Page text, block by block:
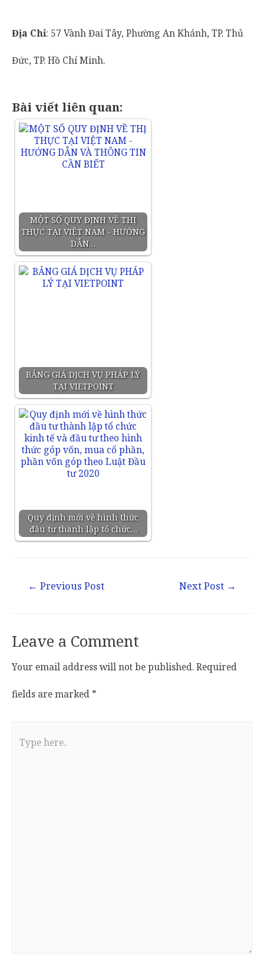
Địa Chỉ: 57 Vành Đai Tây, Phường An Khánh, TP. Thủ
Đức, TP. Hồ Chí Minh.
Bài viết liên quan:
MỘT SỐ QUY ĐỊNH VỀ THỊ
THỰC TẠI VIỆT NAM - HƯỚNG
DẪN…
BẢNG GIÁ DỊCH VỤ PHÁP LÝ
TẠI VIETPOINT
Quy định mới về hình thức
đầu tư thành lập tổ chức…
← Previous Post Next Post →
Leave a Comment
Your email address will not be published.Required
fields are marked *